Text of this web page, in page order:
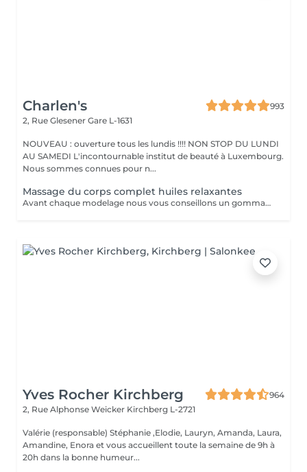
Charlen's
993
2, Rue Glesener Gare L-1631
NOUVEAU : ouverture tous les lundis !!!! NON STOP DU LUNDI
AU SAMEDI L'incontournable institut de beauté à Luxembourg.
Nous sommes connues pour n...
Massage du corps complet huiles relaxantes
Avant chaque modelage nous vous conseillons un gommage du corps peau de velours qui rendra votre peau toute douce. Le modelage est réalise par des personnes diplômées
Yves Rocher Kirchberg
964
2, Rue Alphonse Weicker Kirchberg L-2721
Valérie (responsable) Stéphanie ,Elodie, Lauryn, Amanda, Laura,
Amandine, Enora et vous accueillent toute la semaine de 9h à
20h dans la bonne humeur...